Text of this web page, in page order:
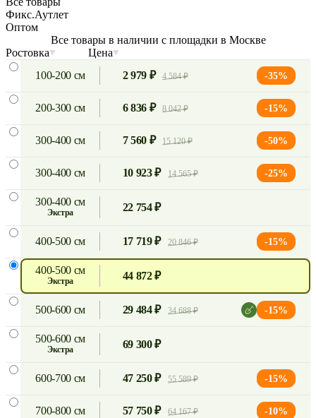
Фикс.Аутлет
Оптом
Все товары в наличии с площадки в Москве
Ростовка
Цена
100-200 см
2 979 ₽ 4 584 ₽ -35%
200-300 см 6 836 ₽ 8 042 ₽ -15%
300-400 см 7 560 ₽ 15 120 ₽ -50%
300-400 см 10 923 ₽ 14 565 ₽ -25%
300-400 см
экстра 22 754 ₽
400-500 см 17 719 ₽ 20 846 ₽ -15%
400-500 см
экстра 44 872 ₽
500-600 см 29 484 ₽ 34 688 ₽ -15%
500-600 см
экстра 69 300 ₽
600-700 см 47 250 ₽ 55 589 ₽ -15%
700-800 см 57 750 ₽ 64 167 ₽ -10%